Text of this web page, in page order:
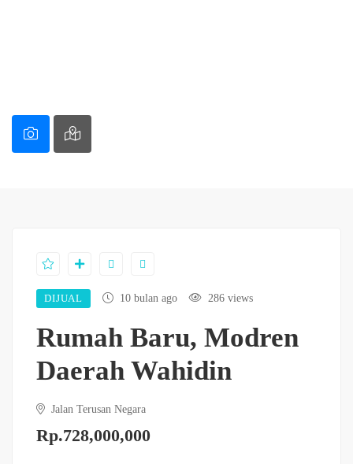
DIJUAL 10 bulan ago 286 views
Rumah Baru, Modren
Daerah Wahidin
Jalan Terusan Negara
Rp.728,000,000